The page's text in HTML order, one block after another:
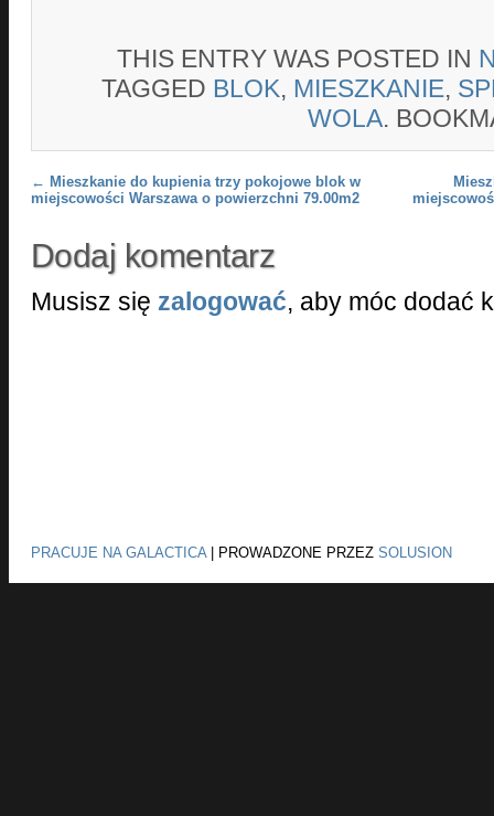
THIS ENTRY WAS POSTED IN
TAGGED BLOK, MIESZKANIE,
WOLA.
Post navigation
← Mieszkanie do kupienia trzy pokojowe blok w
miejscowości Warszawa o powierzchni 79.00m2
Dodaj komentarz
Musisz się zalogować, aby móc dodać
PRACUJE NA GALACTICA| PROWADZONE PRZEZ SOLUSION